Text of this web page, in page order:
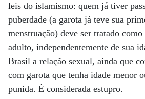
leis do islamismo: quem já tiver
puberdade (a garota já teve sua
menstruação) deve ser tratado como
adulto, independentemente de sua
Brasil a relação sexual, ainda que
com garota que tenha idade menor
punida. É considerada estupro.